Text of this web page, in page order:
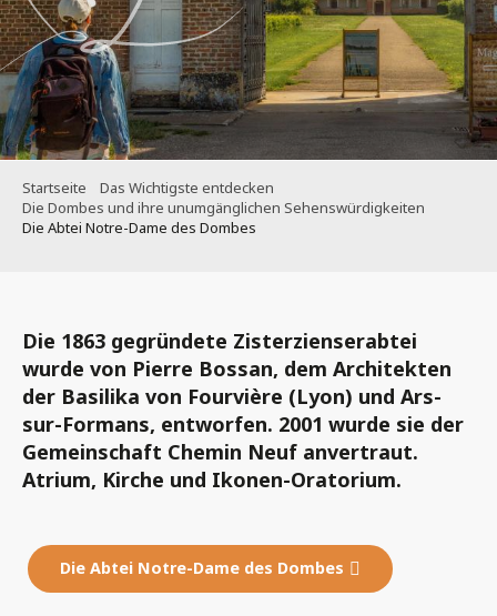
Startseite
Das Wichtigste entdecken
Die Dombes und ihre unumgänglichen Sehenswürdigkeiten
Die Abtei Notre-Dame des Dombes
Die 1863 gegründete Zisterzienserabtei
wurde von Pierre Bossan, dem Architekten
der Basilika von Fourvière (Lyon) und Ars-
sur-Formans, entworfen. 2001 wurde sie der
Gemeinschaft Chemin Neuf anvertraut.
Atrium, Kirche und Ikonen-Oratorium.
Die Abtei Notre-Dame des Dombes